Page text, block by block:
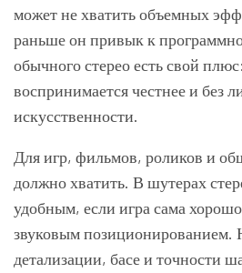
может не хватить объемных
раньше он привык к
обычного стерео есть свой
воспринимается честнее и без
искусственности.
Для игр, фильмов, роликов и
должно хватить. В шутерах
удобным, если игра сама хорошо
звуковым позиционированием.
детализации, басе и точности